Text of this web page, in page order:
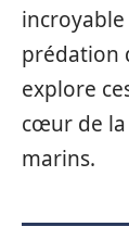
prédation
explore
cœur de la
marins.